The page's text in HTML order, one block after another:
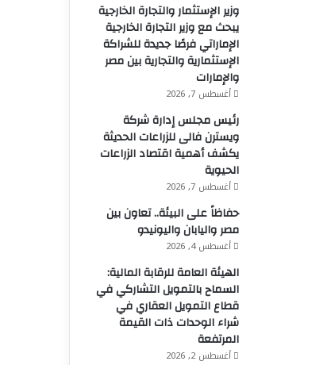
وزير الإستثمار والتجارة الخارجية
يبحث مع وزير التجارة الخارجية
الإماراتي فرصًا جديدة للشراكة
الإستثمارية والتجارية بين مصر
والإمارات
أغسطس 7, 2026
رئيس مجلس إدارة شركة
ويسترن فالى للزراعات الحديثة
يكشف أهمية اقتصاد الزراعات
الحيوية
أغسطس 7, 2026
حفاظاً على البيئة.. تعاون بين
مصر واليابان واليونيدو
أغسطس 4, 2026
الهيئة العامة للرقابة المالية:
السماح بالتمويل التشاركي في
قطاع التمويل العقاري في
شراء الوحدات ذات القيمة
المرتفعة
أغسطس 2, 2026